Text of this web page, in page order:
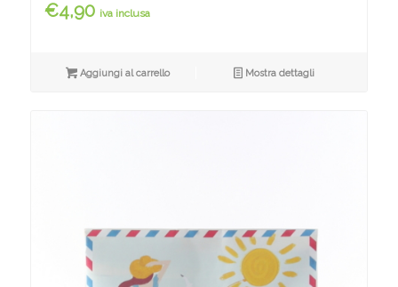
€4,90 iva inclusa
Aggiungi al carrello Mostra dettagli